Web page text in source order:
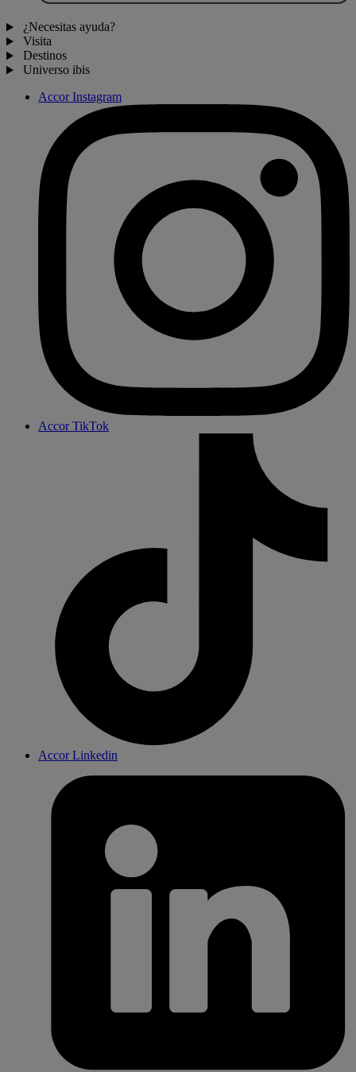
¿Necesitas ayuda?
Visita
Destinos
Universo ibis
Accor Instagram
Accor TikTok
Accor Linkedin